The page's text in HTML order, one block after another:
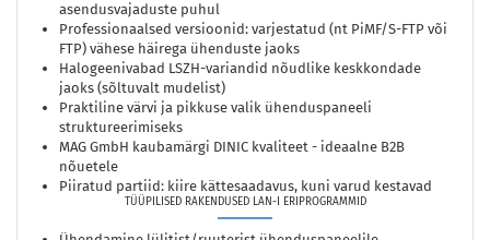
asendusvajaduste puhul
Professionaalsed versioonid: varjestatud (nt PiMF/S-FTP või
FTP) vähese häirega ühenduste jaoks
Halogeenivabad LSZH-variandid nõudlike keskkondade
jaoks (sõltuvalt mudelist)
Praktiline värvi ja pikkuse valik ühenduspaneeli
struktureerimiseks
MAG GmbH kaubamärgi DINIC kvaliteet - ideaalne B2B
nõuetele
Piiratud partiid: kiire kättesaadavus, kuni varud kestavad
TÜÜPILISED RAKENDUSED LAN-I ERIPROGRAMMID